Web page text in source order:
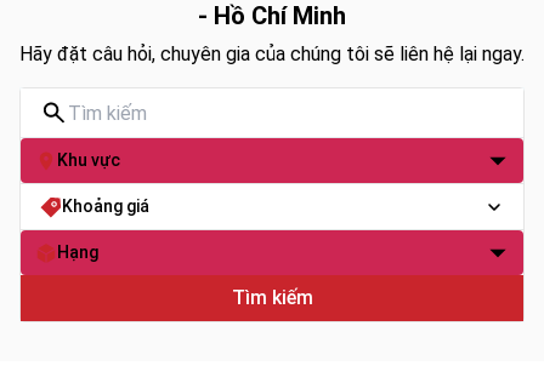
- Hồ Chí Minh
Hãy đặt câu hỏi, chuyên gia của chúng tôi sẽ liên hệ lại ngay.
Khu vực
Khoảng giá
Hạng
Tìm kiếm